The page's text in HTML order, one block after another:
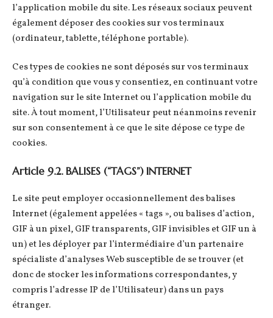
l’application mobile du site. Les réseaux sociaux peuvent
également déposer des cookies sur vos terminaux
(ordinateur, tablette, téléphone portable).
Ces types de cookies ne sont déposés sur vos terminaux
qu’à condition que vous y consentiez, en continuant votre
navigation sur le site Internet ou l’application mobile du
site. À tout moment, l’Utilisateur peut néanmoins revenir
sur son consentement à ce que le site dépose ce type de
cookies.
Article 9.2. BALISES (“TAGS”) INTERNET
Le site peut employer occasionnellement des balises
Internet (également appelées « tags », ou balises d’action,
GIF à un pixel, GIF transparents, GIF invisibles et GIF un à
un) et les déployer par l’intermédiaire d’un partenaire
spécialiste d’analyses Web susceptible de se trouver (et
donc de stocker les informations correspondantes, y
compris l’adresse IP de l’Utilisateur) dans un pays
étranger.